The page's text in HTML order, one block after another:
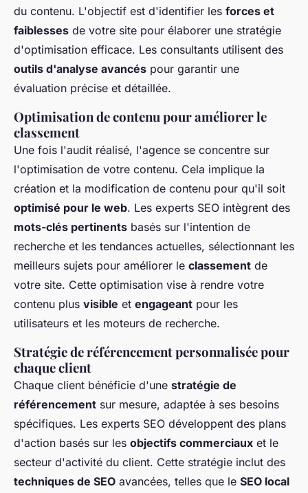
du contenu. L'objectif est d'identifier les forces et
faiblesses de votre site pour élaborer une stratégie
d'optimisation efficace. Les consultants utilisent des
outils d'analyse avancés pour garantir une
évaluation précise et détaillée.
Optimisation de contenu pour améliorer le
classement
Une fois l'audit réalisé, l'agence se concentre sur
l'optimisation de votre contenu. Cela implique la
création et la modification de contenu pour qu'il soit
optimisé pour le web. Les experts SEO intègrent des
mots-clés pertinents basés sur l'intention de
recherche et les tendances actuelles, sélectionnant les
meilleurs sujets pour améliorer le classement de
votre site. Cette optimisation vise à rendre votre
contenu plus visible et engageant pour les
utilisateurs et les moteurs de recherche.
Stratégie de référencement personnalisée pour
chaque client
Chaque client bénéficie d'une stratégie de
référencement sur mesure, adaptée à ses besoins
spécifiques. Les experts SEO développent des plans
d'action basés sur les objectifs commerciaux et le
secteur d'activité du client. Cette stratégie inclut des
techniques de SEO avancées, telles que le SEO local